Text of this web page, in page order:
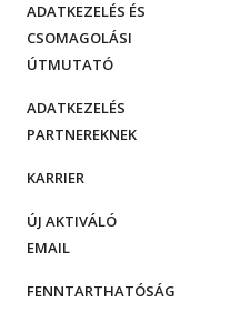
ADATKEZELÉS ÉS
CSOMAGOLÁSI
ÚTMUTATÓ
ADATKEZELÉS
PARTNEREKNEK
KARRIER
ÚJ AKTIVÁLÓ
EMAIL
FENNTARTHATÓSÁG